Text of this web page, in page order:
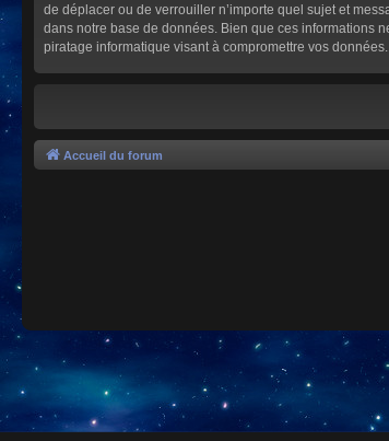
de déplacer ou de verrouiller n’importe quel sujet et
dans notre base de données. Bien que ces informations
piratage informatique visant à compromettre vos données.
Accueil du forum